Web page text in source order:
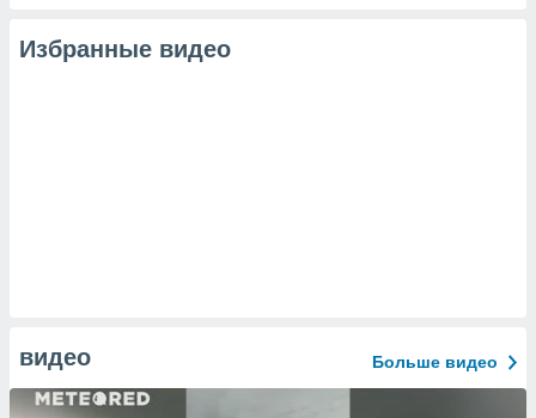
Избранные видео
видео Больше видео